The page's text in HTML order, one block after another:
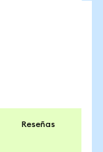
Reseñas